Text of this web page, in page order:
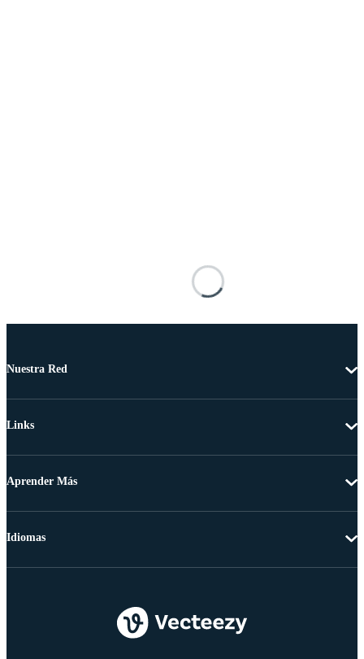
Nuestra Red
Links
Aprender Más
Idiomas